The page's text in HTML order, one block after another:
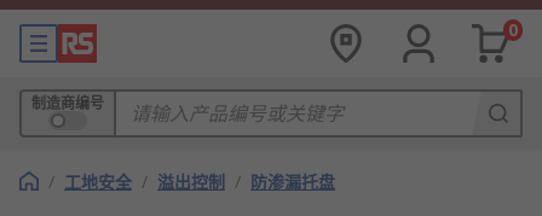
0
制造商编号
/ 工地安全 / 溢出控制 / 防渗漏托盘